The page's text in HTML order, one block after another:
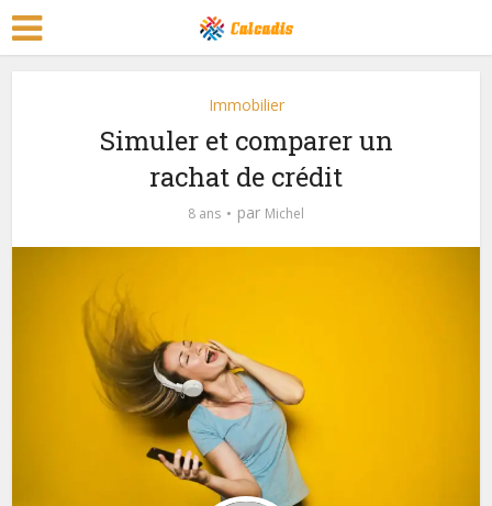
Immobilier
Simuler et comparer un
rachat de crédit
8 ans par Michel